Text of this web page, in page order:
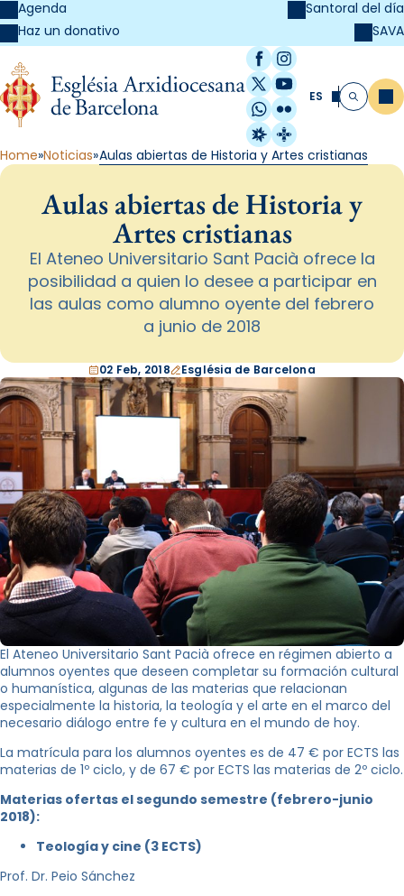
Agenda
Haz un donativo
Santoral del día
SAVA
Facebook
Instagram
X / Twitter
YouTube
WhatsApp
Flickr
Radio Estel
Catalunya
ES Buscar
Home Noticias Aulas abiertas de Historia y Artes cristianas
Aulas abiertas de Historia y
Artes cristianas
El Ateneo Universitario Sant Pacià ofrece la
posibilidad a quien lo desee a participar en
las aulas como alumno oyente del febrero
a junio de 2018
02 Feb, 2018 Església de Barcelona
El Ateneo Universitario Sant Pacià ofrece en régimen abierto a
alumnos oyentes que deseen completar su formación cultural
o humanística, algunas de las materias que relacionan
especialmente la historia, la teología y el arte en el marco del
necesario diálogo entre fe y cultura en el mundo de hoy.
La matrícula para los alumnos oyentes es de 47 € por ECTS las
materias de 1º ciclo, y de 67 € por ECTS las materias de 2º ciclo.
Materias ofertas el segundo semestre (febrero-junio
2018):
Teología y cine (3 ECTS)
Prof. Dr. Peio Sánchez